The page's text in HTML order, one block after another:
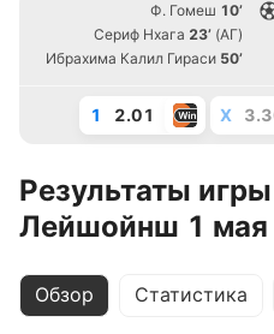
Ф. Гомеш 10’
Сериф Нхага 23’ (АГ)
Ибрахима Калил Гираси 50’
1 2.01 X
Результаты
Лейшойнш 1 мая
Обзор Статистика